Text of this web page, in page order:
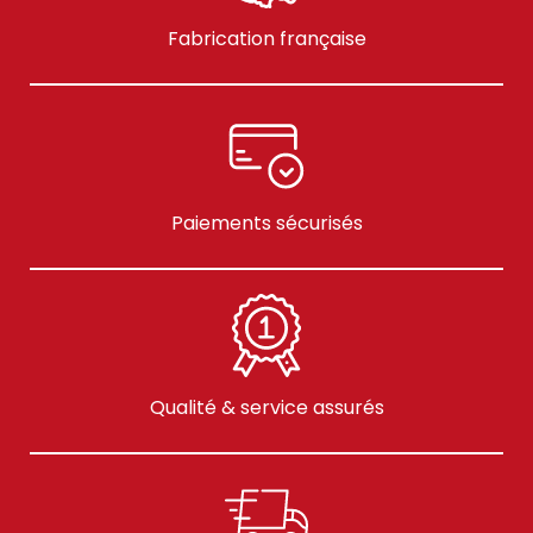
Fabrication française
Paiements sécurisés
Qualité & service assurés